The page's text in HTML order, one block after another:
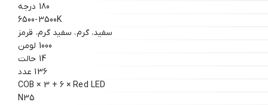
180 درجه
6500-3500K
سفید، گرم، سفید گرم، قرمز
1000 لومن
14 حالت
136 عدد
COB × 3 + 6 × Red LED
N35